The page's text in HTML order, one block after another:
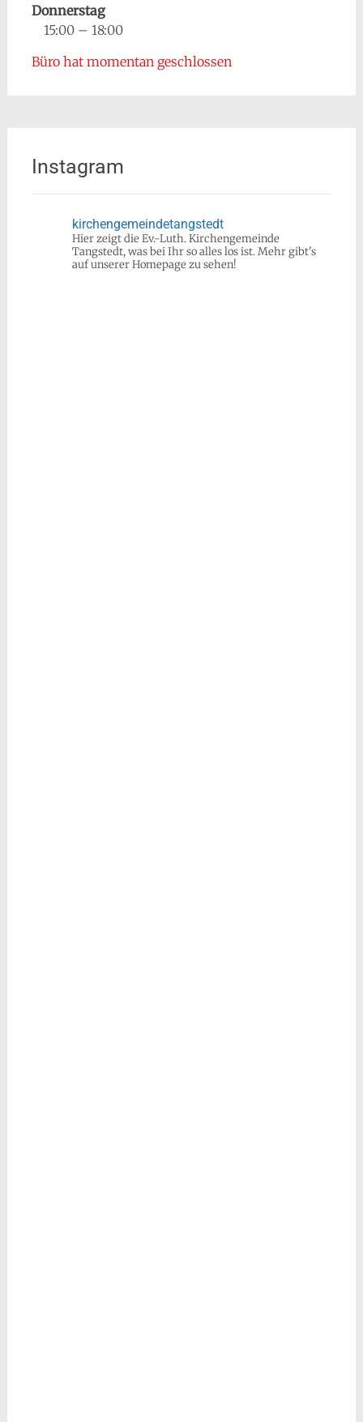
Donnerstag
15:00 – 18:00
Büro hat momentan geschlossen
Instagram
kirchengemeindetangstedt
Hier zeigt die Ev.-Luth. Kirchengemeinde
Tangstedt, was bei Ihr so alles los ist.Mehr gibt's
auf unserer Homepage zu sehen!